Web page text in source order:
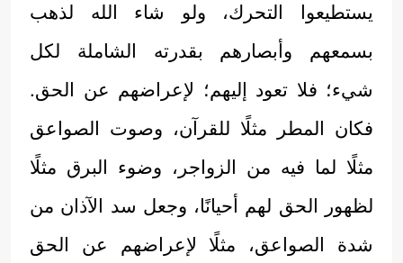
يستطيعوا التحرك، ولو شاء الله لذهب
بسمعهم وأبصارهم بقدرته الشاملة لكل
شيء؛ فلا تعود إليهم؛ لإعراضهم عن الحق.
فكان المطر مثلًا للقرآن، وصوت الصواعق
مثلًا لما فيه من الزواجر، وضوء البرق مثلًا
لظهور الحق لهم أحيانًا، وجعل سد الآذان من
شدة الصواعق، مثلًا لإعراضهم عن الحق